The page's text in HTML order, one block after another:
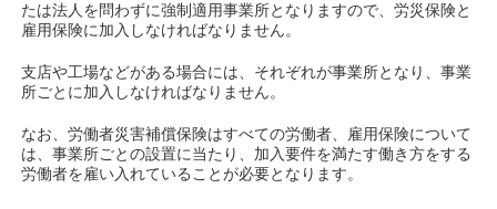
たは法人を問わずに強制適用事業所となりますので、労災保険と
雇用保険に加入しなければなりません。
支店や工場などがある場合には、それぞれが事業所となり、事業
所ごとに加入しなければなりません。
なお、労働者災害補償保険はすべての労働者、雇用保険について
は、事業所ごとの設置に当たり、加入要件を満たす働き方をする
労働者を雇い入れていることが必要となります。